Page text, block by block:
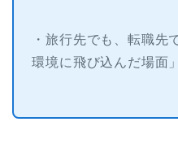
・旅行先でも、転職先
環境に飛び込んだ場面